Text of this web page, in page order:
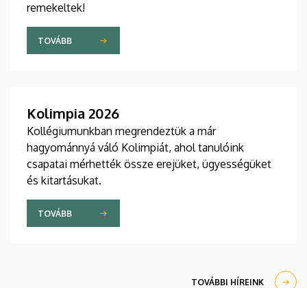
remekeltek!
TOVÁBB
Kolimpia 2026
Kollégiumunkban megrendeztük a már
hagyománnyá váló Kolimpiát, ahol tanulóink
csapatai mérhették össze erejüket, ügyességüket
és kitartásukat.
TOVÁBB
TOVÁBBI HÍREINK